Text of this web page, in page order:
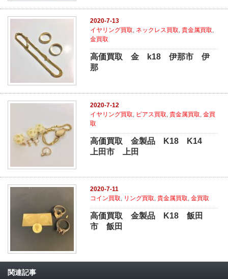
2020-7-13
イヤリング買取, ネックレス買取,貴金属買取,
金買取
高価買取 金 k18 伊那市 伊
那
2020-7-12
イヤリング買取
ピアス買取 ,貴金属買取 ,金買
取
高価買取 金製品 K18 K14
上田市 上田
2020-7-11
コイン買取, リング買取,貴金属買取,金買取
高価買取 金製品 K18 飯田
市 飯田
関連記事